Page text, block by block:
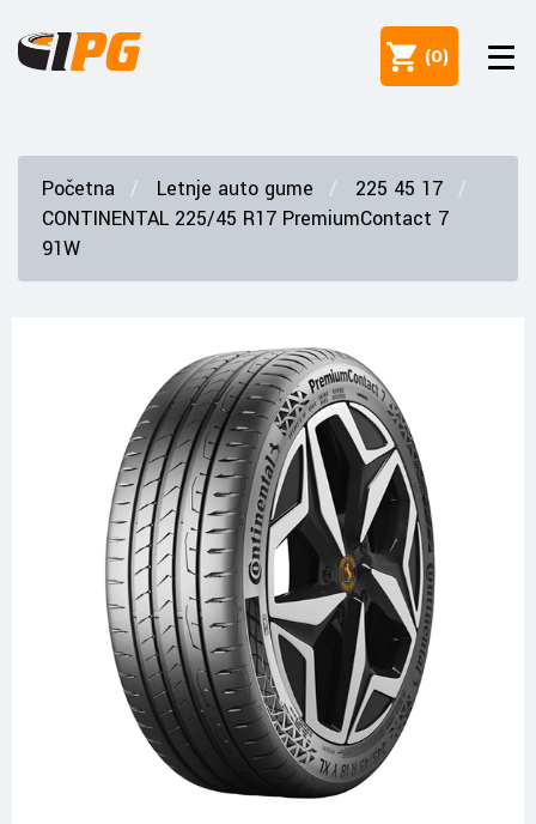
(0)
Početna Letnje auto gume
225 45 17
CONTINENTAL 225/45 R17 PremiumContact 7
91W